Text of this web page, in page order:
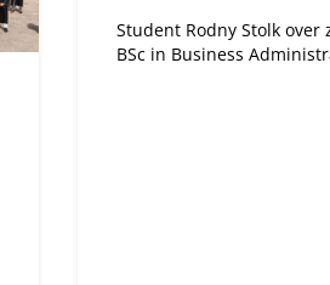
meemaakt’
Student Rodny Stolk over
BSc in Business